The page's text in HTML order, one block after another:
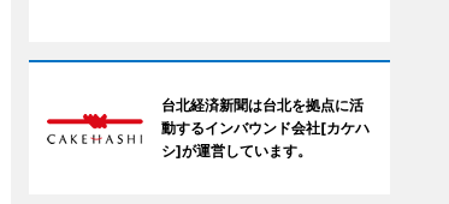
台北経済新聞は台北を拠点に活
動するインバウンド会社[カケハ
シ]が運営しています。